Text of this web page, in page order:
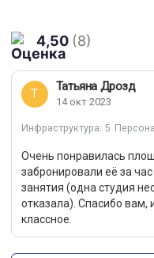
только.
Также зал можно
студию, неон-студию
Наличие неоновых
управляемым пультом.
Отличное освещение в
Имеются 2 раздевалки
Кроме того, возможна
мероприятий и занятий
Данный зал подходит
персональных
Аренда
Проведение турниров
Рядом находится
4,50 (8)
Т
Татьяна Дрозд
14 окт 2023
Инфраструктура: 5
Очень понравилась
забронировали её за
занятия (одна студия
отказала). Спасибо вам,
классное.